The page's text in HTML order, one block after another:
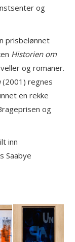
og
prisbelønnet
Historien om
og romaner.
(2001) regnes
en rekke
og
inn
Saabye